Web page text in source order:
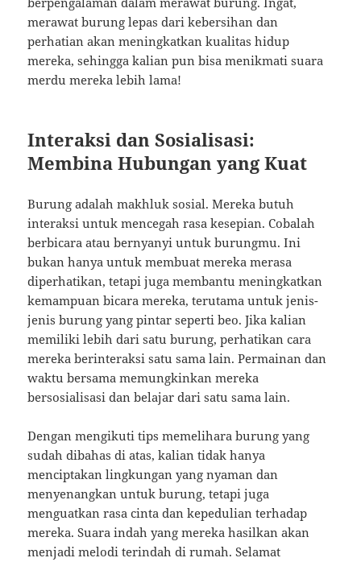
merawat burung lepas dari kebersihan dan
perhatian akan meningkatkan kualitas hidup
mereka, sehingga kalian pun bisa menikmati suara
merdu mereka lebih lama!
Interaksi dan Sosialisasi:
Membina Hubungan yang Kuat
Burung adalah makhluk sosial. Mereka butuh
interaksi untuk mencegah rasa kesepian. Cobalah
berbicara atau bernyanyi untuk burungmu. Ini
bukan hanya untuk membuat mereka merasa
diperhatikan, tetapi juga membantu meningkatkan
kemampuan bicara mereka, terutama untuk jenis-
jenis burung yang pintar seperti beo. Jika kalian
memiliki lebih dari satu burung, perhatikan cara
mereka berinteraksi satu sama lain. Permainan dan
waktu bersama memungkinkan mereka
bersosialisasi dan belajar dari satu sama lain.
Dengan mengikuti tips memelihara burung yang
sudah dibahas di atas, kalian tidak hanya
menciptakan lingkungan yang nyaman dan
menyenangkan untuk burung, tetapi juga
menguatkan rasa cinta dan kepedulian terhadap
mereka. Suara indah yang mereka hasilkan akan
menjadi melodi terindah di rumah. Selamat